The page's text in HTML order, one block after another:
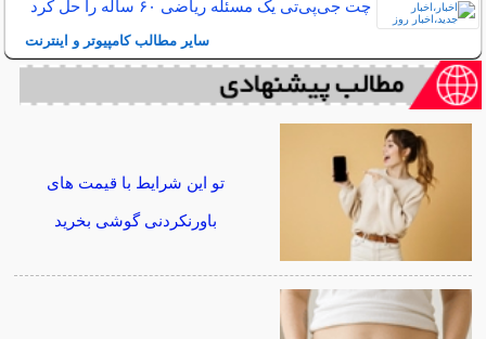
چت ‌جی‌پی‌تی یک مسئله ریاضی ۶۰ ساله را حل کرد
سایر مطالب کامپیوتر و اینترنت
تو این شرایط با قیمت های
باورنکردنی گوشی بخرید